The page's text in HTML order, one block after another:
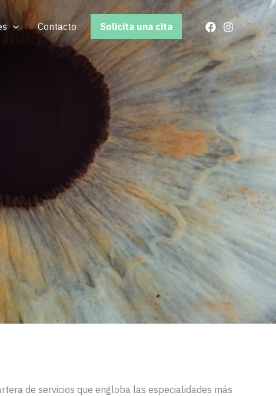
Contacto Solicita una cita
de servicios que engloba las especialidades más